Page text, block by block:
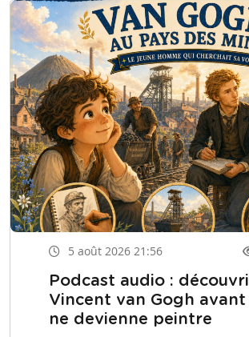
5 août 2026 21:56
Podcast audio :
Vincent van Gogh
ne devienne peintre